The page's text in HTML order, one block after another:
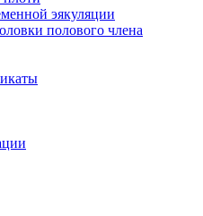
эякуляции
полового члена